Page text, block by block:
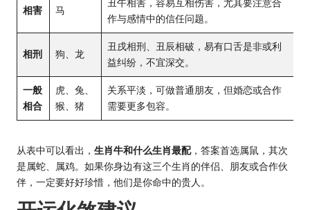
相害 马
丑午相害，容易互相伤害，尤其要注意合
作与感情中的信任问题。
相刑 狗、龙
丑戌相刑、丑辰相破，易有口舌是非或利
益纠纷，不宜深交。
一般
相合
虎、兔、
猴、猪
关系平淡，可做普通朋友，但婚恋或合作
需要更多包容。
从表中可以看出， 生肖牛和什么生肖最配，答案首选属鼠，其次
是属蛇、属鸡。如果你身边有这三个生肖的伴侣、朋友或合作伙
伴，一定要好好珍惜，他们是你命中的贵人。